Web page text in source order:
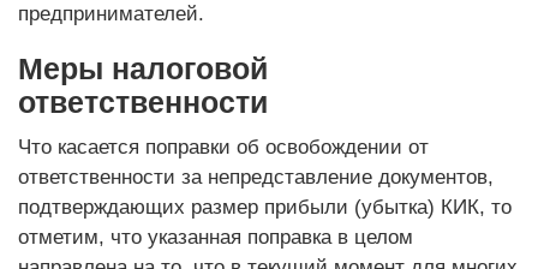
предпринимателей.
Меры налоговой
ответственности
Что касается поправки об освобождении от
ответственности за непредставление документов,
подтверждающих размер прибыли (убытка) КИК, то
отметим, что указанная поправка в целом